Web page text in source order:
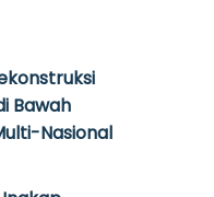
Bawah
Nasional